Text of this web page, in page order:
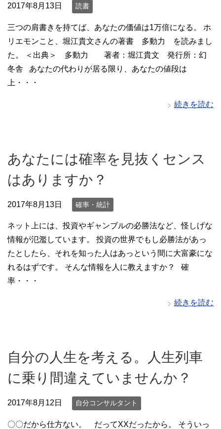
2017年8月13日 読書
三つの肩書きを持てば、あなたの価値は1万倍になる。 ホ
リエモンこと、堀江貴文さんの著書 多動力 を読みまし
た。 ＜出典＞ 多動力 著者：堀江貴文 発行所：幻
冬舎 あなたの代わりが居る限り、あなたの値段は
上・・・
続きを読む
あなたには確率を見抜くセンス
はありますか？
2017年8月13日 確率・統計
ネット上には、投資やギャンブルの必勝法など、怪しげな
情報が氾濫しています。 投資の世界でもし必勝法があっ
たとしたら、それを知った人はあっという間に大富豪にな
れるはずです。 そんな情報を人に教えますか？ 確
率・・・
続きを読む
自分の人生を考える。人生列車
に乗り間違えていませんか？
2017年8月12日 自分コンサルタント
〇〇だから仕方ない。 だってXXだったから。 そういっ